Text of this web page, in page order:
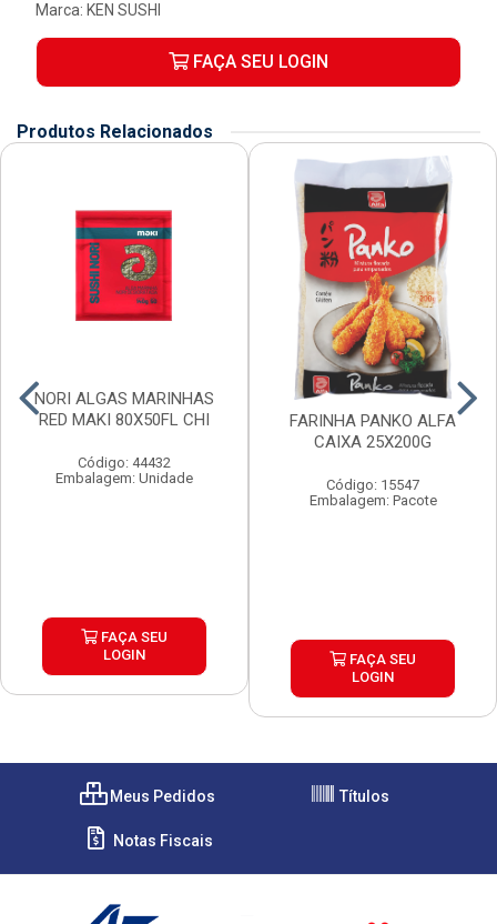
Marca: KEN SUSHI
FAÇA SEU LOGIN
Produtos Relacionados
NORI ALGAS MARINHAS
RED MAKI 80X50FL CHI
Código: 44432
Embalagem: Unidade
FAÇA SEU
LOGIN
FARINHA PANKO ALFA
CAIXA 25X200G
Código: 15547
Embalagem: Pacote
FAÇA SEU
LOGIN
Meus Pedidos Títulos
Notas Fiscais